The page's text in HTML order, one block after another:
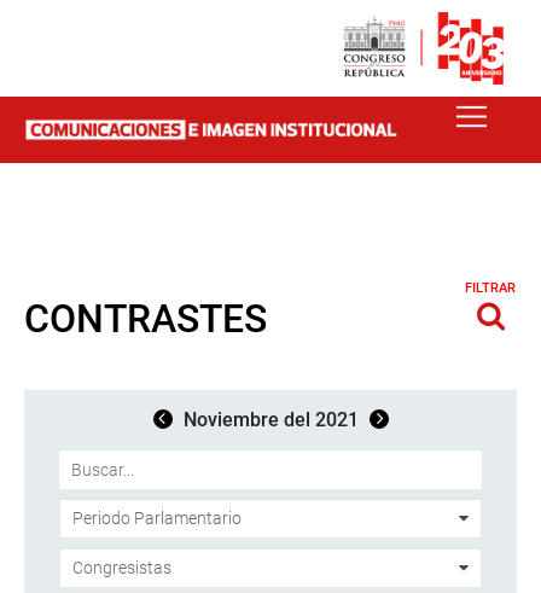
CONTRASTES
FILTRAR
Noviembre del 2021